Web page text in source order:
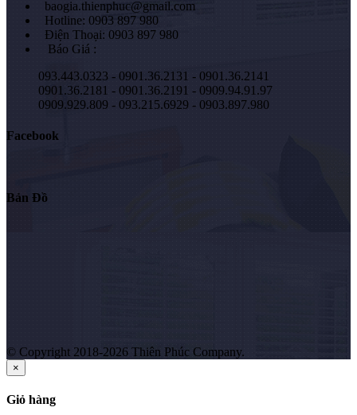
baogia.thienphuc@gmail.com
Hotline: 0903 897 980
Điện Thoại: 0903 897 980
Báo Giá :
093.443.0323 - 0901.36.2131 - 0901.36.2141
0901.36.2181 - 0901.36.2191 - 0909.94.91.97
0909.929.809 - 093.215.6929 - 0903.897.980
Facebook
Bản Đồ
© Copyright 2018-2026 Thiên Phúc Company.
×
Giỏ hàng